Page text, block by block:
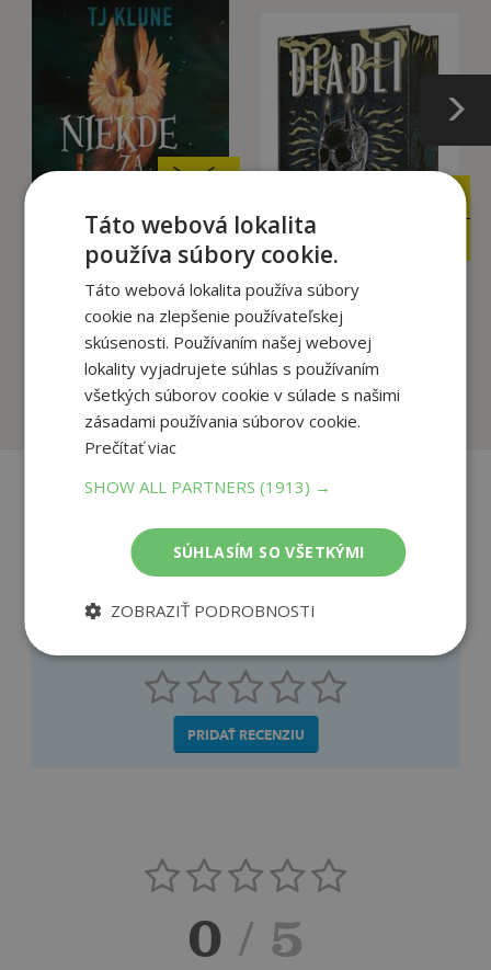
17 €
Niekde za morom -
Návrat do domu na
a...
TJ Klune
Na sklade
Diabli
Abercrombie Joe
Predpredaj
Recenzie čitateľov
Napíšte recenziu a môžete vyhrať
PRIDAŤ RECENZIU
0 / 5
Táto webová lokalita
používa súbory cookie.
Táto webová lokalita používa súbory
cookie na zlepšenie používateľskej
skúsenosti. Používaním našej webovej
lokality vyjadrujete súhlas s používaním
všetkých súborov cookie v súlade s našimi
zásadami používania súborov cookie.
Prečítať viac
SHOW ALL PARTNERS(1913) →
SÚHLASÍM SO VŠETKÝMI
ZOBRAZIŤ PODROBNOSTI